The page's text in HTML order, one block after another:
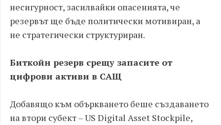
несигурност, засилвайки опасенията, че
резервът ще бъде политически мотивиран, а
не стратегически структуриран.
Биткойн резерв срещу запасите от
цифрови активи в САЩ
Добавящо към объркването беше създаването
на втори субект – US Digital Asset Stockpile,